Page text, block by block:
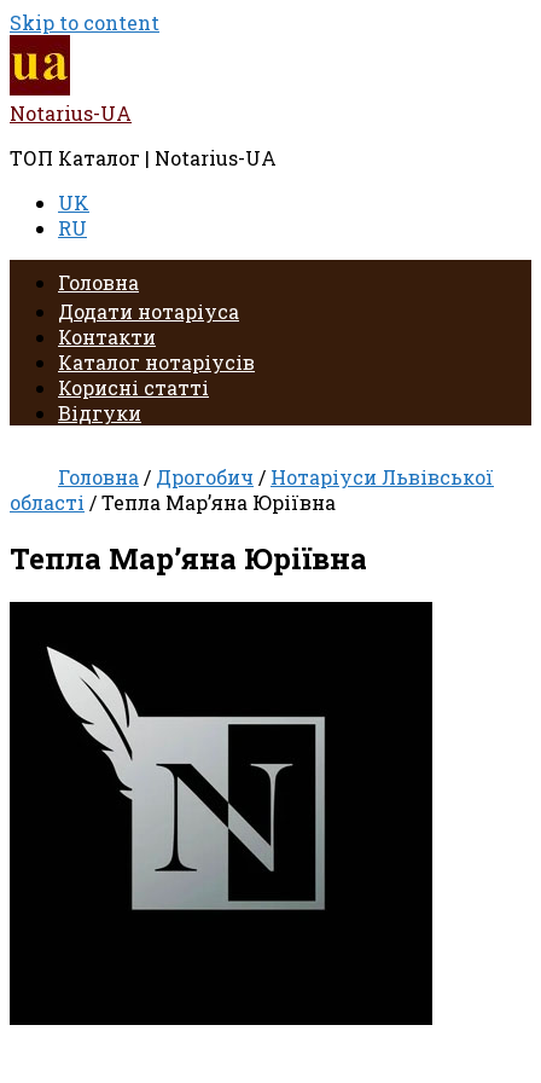
Skip to content
Notarius-UA
ТОП Каталог | Notarius-UA
UK
RU
Головна
Додати нотаріуса
Контакти
Каталог нотаріусів
Корисні статті
Відгуки
Головна / Дрогобич / Нотаріуси Львівської
області / Тепла Мар’яна Юріївна
Тепла Мар’яна Юріївна